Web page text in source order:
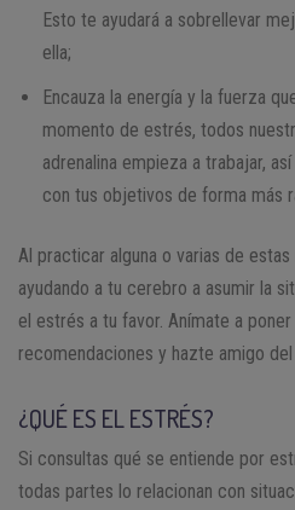
Esto te ayudará a sobrellevar
ella;
Encauza la energía y la fuerza
momento de estrés, todos
adrenalina empieza a trabajar,
con tus objetivos de forma más
Al practicar alguna o varias de
ayudando a tu cerebro a asumir la
el estrés a tu favor. Anímate a
recomendaciones y hazte amigo del
¿QUÉ ES EL ESTRÉS?
Si consultas qué se entiende por
todas partes lo relacionan con